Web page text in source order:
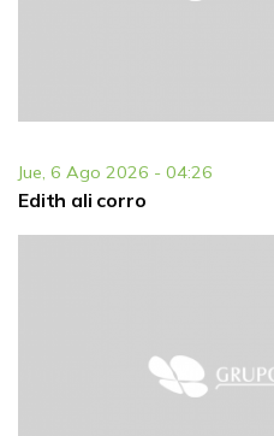
Jue, 6 Ago 2026 - 04:26
Edith ali corro